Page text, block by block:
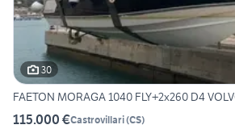
30
FAETON MORAGA 1040 FLY+2x260 D4
115.000 €Castrovillari(CS)